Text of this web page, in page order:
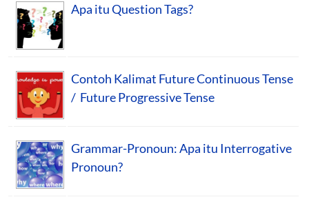
Apa itu Question Tags?
Contoh Kalimat Future Continuous Tense
/ Future Progressive Tense
Grammar-Pronoun: Apa itu Interrogative
Pronoun?